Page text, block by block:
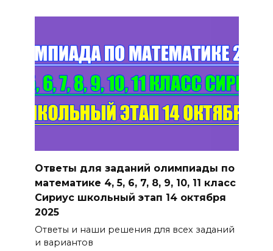
Ответы для заданий олимпиады по
математике 4, 5, 6, 7, 8, 9, 10, 11 класс
Сириус школьный этап 14 октября
2025
Ответы и наши решения для всех заданий
и вариантов